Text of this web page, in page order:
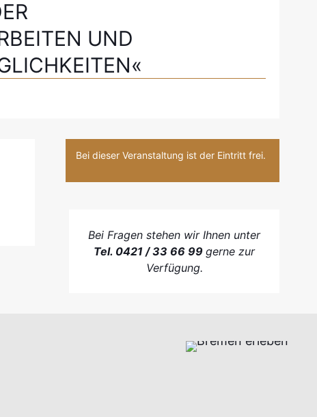
UND
Bei dieser Veranstaltung ist der Eintritt frei.
Bei Fragen stehen wir Ihnen unter
Tel. 0421 / 33 66 99gerne zur
Verfügung.